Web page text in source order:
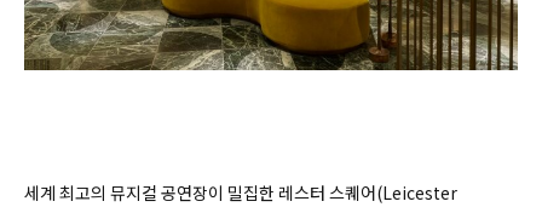
세계 최고의 뮤지컬 공연장이 밀집한 레스터 스퀘어(Leicester